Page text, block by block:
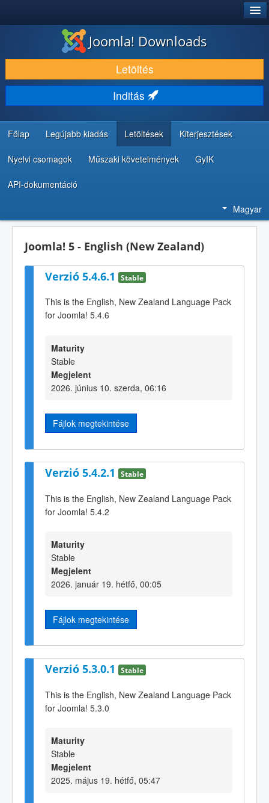
LETÖLTÉS ÉS KITERJESZTÉS
FEDEZZE FEL ÉS TANULJA MEG
KÖZÖSSÉG ÉS TÁMOGATÁS
FEJLESZTŐI ERŐFORRÁSOK
Joomla! Downloads
Letöltés
Inditás
Főlap Legújabb kiadás Letöltések Kiterjesztések
Nyelvi csomagok Műszaki követelmények GyIK
API-dokumentáció
Magyar
Joomla! 5 - English (New Zealand)
Verzió 5.4.6.1 Stable
This is the English, New Zealand Language Pack
for Joomla! 5.4.6
Maturity
Stable
Megjelent
2026. június 10. szerda, 06:16
Fájlok megtekintése
Verzió 5.4.2.1 Stable
This is the English, New Zealand Language Pack
for Joomla! 5.4.2
Maturity
Stable
Megjelent
2026. január 19. hétfő, 00:05
Fájlok megtekintése
Verzió 5.3.0.1 Stable
This is the English, New Zealand Language Pack
for Joomla! 5.3.0
Maturity
Stable
Megjelent
2025. május 19. hétfő, 05:47